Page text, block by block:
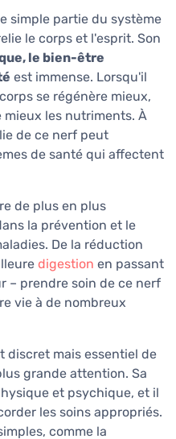
simple partie du système
le corps et l'esprit. Son
le bien-être
est immense. Lorsqu'il
se régénère mieux,
les nutriments. À
de ce nerf peut
de santé qui affectent
de plus en plus
la prévention et le
De la réduction
digestion en passant
– prendre soin de ce nerf
vie à de nombreux
discret mais essentiel de
grande attention. Sa
et psychique, et il
les soins appropriés.
comme la